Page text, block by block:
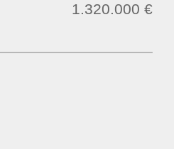
1.320.000 €